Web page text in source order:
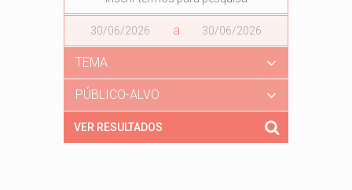
a
Data
TEMA
PÚBLICO-ALVO